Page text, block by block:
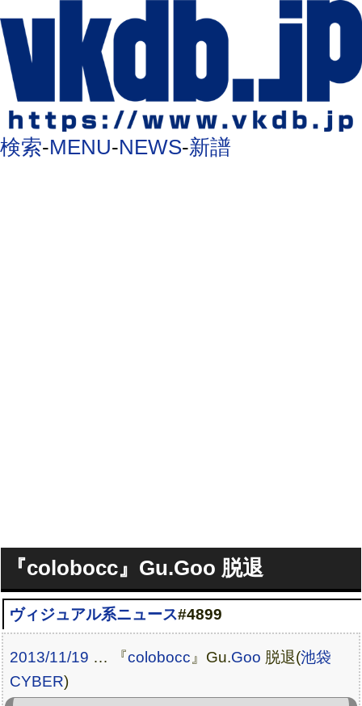
検索-MENU-NEWS-新譜
『colobocc』Gu.Goo 脱退
ヴィジュアル系ニュース#4899
2013/11/19 … 『colobocc 』Gu.Goo 脱退(池袋
CYBER)